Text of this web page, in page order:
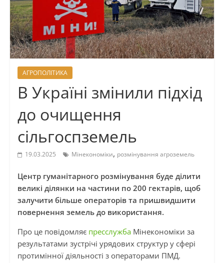
АГРОПОЛІТИКА
В Україні змінили підхід
до очищення
сільгоспземель
19.03.2025 Мінекономіки, розмінування агроземель
Центр гуманітарного розмінування буде ділити
великі ділянки на частини по 200 гектарів, щоб
залучити більше операторів та пришвидшити
повернення земель до використання.
Про це повідомляє пресслужбаМінекономіки за
результатами зустрічі урядових структур у сфері
протимінної діяльності з операторами ПМД.